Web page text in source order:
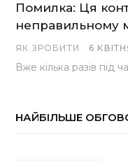
Помилка: Ця
неправильному
ЯК ЗРОБИТИ 6
НАЙБІЛЬШЕ